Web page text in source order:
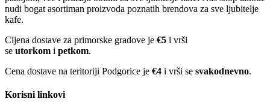
nudi bogat asortiman proizvoda poznatih brendova za sve ljubitelje
kafe.
Cijena dostave za primorske gradove je €5 i vrši
se utorkom i petkom.
Cena dostave na teritoriji Podgorice je €4 i vrši se svakodnevno.
Korisni linkovi